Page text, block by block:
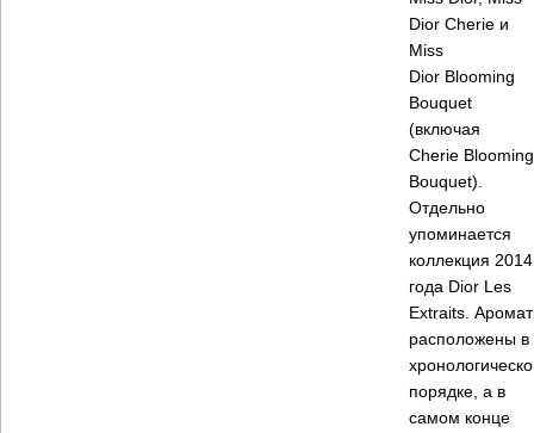
Dior Cherie и
Miss
Dior Blooming
Bouquet
(включая
Cherie Blooming
Bouquet).
Отдельно
упоминается
коллекция 2014
года Dior Les
Extraits.
расположены в
порядке, а в
самом конце